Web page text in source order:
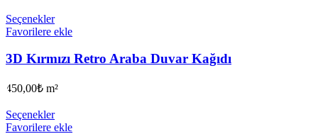
Seçenekler
Favorilere ekle
3D Kırmızı Retro Araba Duvar Kağıdı
450,00₺ m²
Seçenekler
Favorilere ekle